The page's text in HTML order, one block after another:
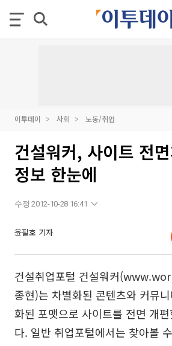
이투데이 사회 노동/취업
건설워커, 사이트 전
정보 한눈에
수정 2012-10-28 16:41
윤필호 기자
건설취업포털 건설워커
종현)는 차별화된 콘텐츠와 커뮤
화된 포맷으로 사이트를 전면 개
다. 일반 취업포털에서는 찾아볼